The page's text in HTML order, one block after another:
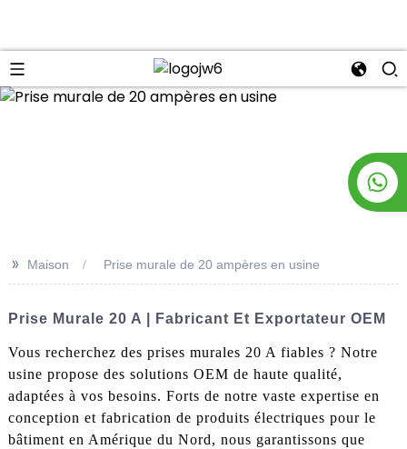
>> Maison Prise murale de 20 ampères en usine
Prise Murale 20 A | Fabricant Et Exportateur OEM
Vous recherchez des prises murales 20 A fiables ? Notre
usine propose des solutions OEM de haute qualité,
adaptées à vos besoins. Forts de notre vaste expertise en
conception et fabrication de produits électriques pour le
bâtiment en Amérique du Nord, nous garantissons que